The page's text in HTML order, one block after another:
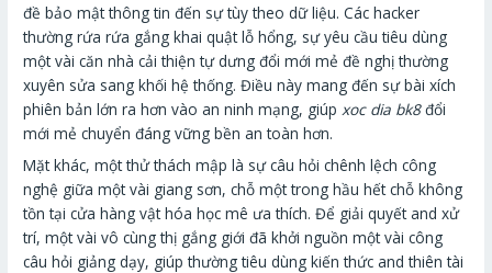
đề bảo mật thông tin đến sự tùy theo dữ liệu. Các hacker
thường rứa rứa gắng khai quật lỗ hổng, sự yêu cầu tiêu dùng
một vài căn nhà cải thiện tự dưng đổi mới mẻ đề nghị thường
xuyên sửa sang khối hệ thống. Điều này mang đến sự bài xích
phiên bản lớn ra hơn vào an ninh mạng, giúpxoc dia bk8đổi
mới mẻ chuyển đáng vững bền an toàn hơn.
Mặt khác, một thử thách mập là sự câu hỏi chênh lệch công
nghệ giữa một vài giang sơn, chỗ một trong hầu hết chỗ không
tồn tại cửa hàng vật hóa học mê ưa thích. Để giải quyết and xử
trí, một vài vô cùng thị gắng giới đã khởi nguồn một vài công
câu hỏi giảng dạy, giúp thường tiêu dùng kiến thức and thiên tài